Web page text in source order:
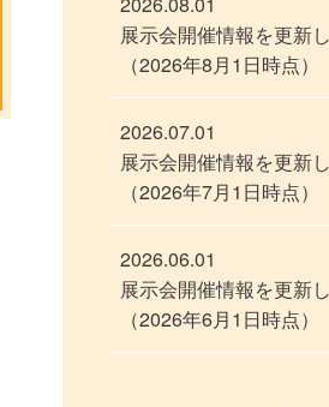
展示会開催情報を更新し
（2026年8月1日時点）
2026.07.01
展示会開催情報を更新し
（2026年7月1日時点）
2026.06.01
展示会開催情報を更新し
（2026年6月1日時点）